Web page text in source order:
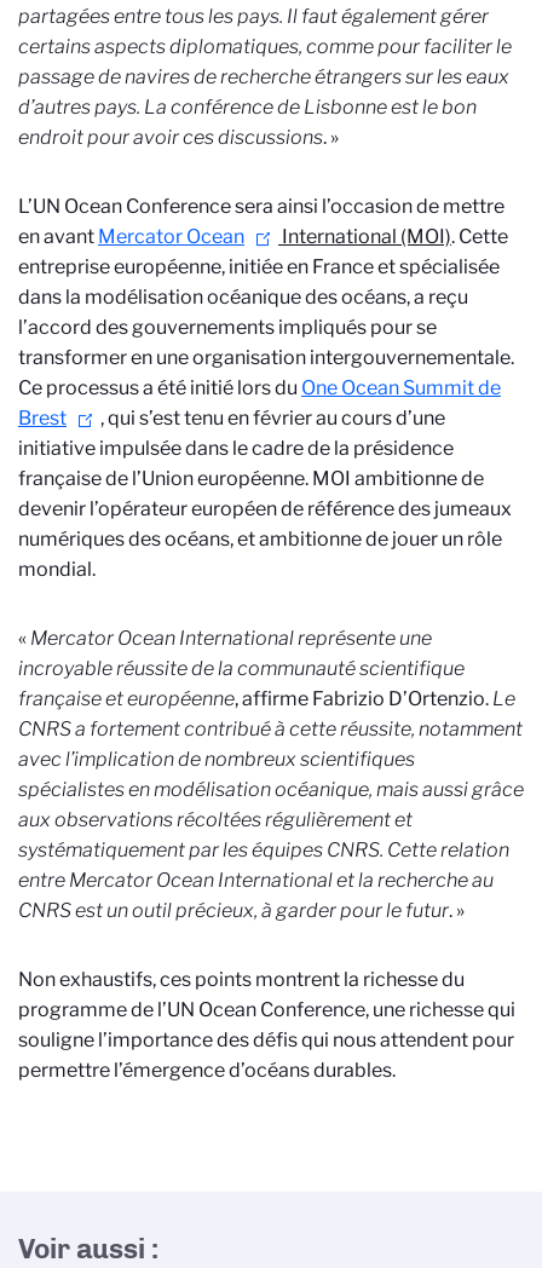
partagées entre tous les pays. Il faut également gérer
certains aspects diplomatiques, comme pour faciliter le
passage de navires de recherche étrangers sur les eaux
d’autres pays. La conférence de Lisbonne est le bon
endroit pour avoir ces discussions. »
L’UN Ocean Conference sera ainsi l’occasion de mettre
en avant Mercator Ocean International (MOI). Cette
entreprise européenne, initiée en France et spécialisée
dans la modélisation océanique des océans, a reçu
l’accord des gouvernements impliqués pour se
transformer en une organisation intergouvernementale.
Ce processus a été initié lors du One Ocean Summit de
Brest
, qui s’est tenu en février au cours d’une
initiative impulsée dans le cadre de la présidence
française de l’Union européenne. MOI ambitionne de
devenir l’opérateur européen de référence des jumeaux
numériques des océans, et ambitionne de jouer un rôle
mondial.
« Mercator Ocean International représente une
incroyable réussite de la communauté scientifique
française et européenne, affirme Fabrizio D’Ortenzio. Le
CNRS a fortement contribué à cette réussite, notamment
avec l’implication de nombreux scientifiques
spécialistes en modélisation océanique, mais aussi grâce
aux observations récoltées régulièrement et
systématiquement par les équipes CNRS. Cette relation
entre Mercator Ocean International et la recherche au
CNRS est un outil précieux, à garder pour le futur. »
Non exhaustifs, ces points montrent la richesse du
programme de l’UN Ocean Conference, une richesse qui
souligne l’importance des défis qui nous attendent pour
permettre l’émergence d’océans durables.
Voir aussi :